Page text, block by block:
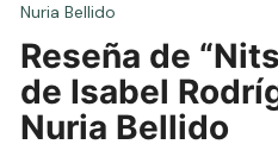
Nuria Bellido
Reseña de
de Isabel
Nuria Bellido